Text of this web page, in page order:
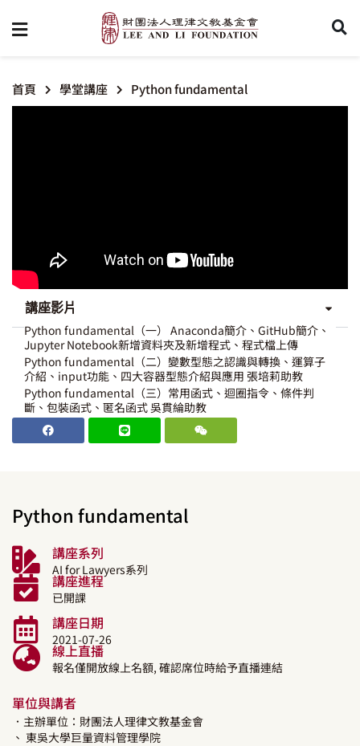
首頁 學堂講座 Python fundamental
講座影片
Python fundamental（一） Anaconda簡介、GitHub簡介、
Jupyter Notebook新增資料夾及新增程式、程式檔上傳
Python fundamental（二）變數型態之認識與轉換、運算子
介紹、input功能、四大容器型態介紹與應用 張培莉助教
Python fundamental（三）常用函式、迴圈指令、條件判
斷、包裝函式、匿名函式 吳貫綸助教
Python fundamental
講座系列
AI for Lawyers系列
講座進程
已開課
講座日期
2021-07-26
線上直播
報名僅開放線上名額, 確認席位時給予直播連結
單位與講者
．主辦單位：財團法人理律文教基金會
、 東吳大學巨量資料管理學院